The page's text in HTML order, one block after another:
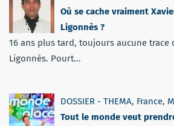
Où se cache vraiment
Ligonnès ?
16 ans plus tard, toujours aucune trace
Ligonnès. Pourt...
DOSSIER - THEMA, France,
Tout le monde veut